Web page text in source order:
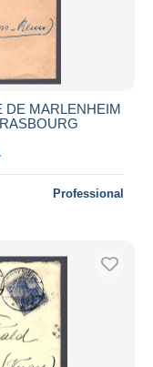
DE MARLENHEIM
Professional